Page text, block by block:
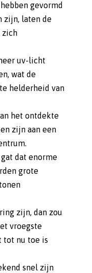
gevormd
zijn, laten de
zich
uv-licht
wat de
helderheid van
het ontdekte
zijn aan een
dat enorme
grote
zijn, dan zou
vroegste
tot nu toe is
snel zijn